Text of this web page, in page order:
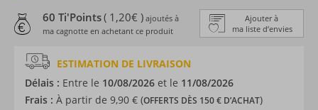
Ajouter à
ma liste d’envies
60 Ti'Points( 1,20€ ) ajoutés à
ma cagnotte en achetant ce produit
ESTIMATION DE LIVRAISON
Délais : Entre le 10/08/2026 et le 11/08/2026
Frais : À partir de 9,90 € (OFFERTS DÈS 150 € D’ACHAT)